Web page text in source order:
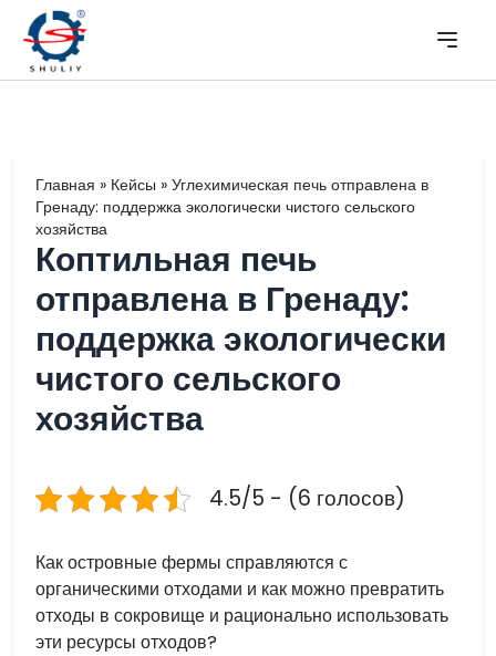
Главная » Кейсы » Углехимическая печь отправлена в
Гренаду: поддержка экологически чистого сельского
хозяйства
Коптильная печь
отправлена в Гренаду:
поддержка экологически
чистого сельского
хозяйства
4.5/5 - (6 голосов)
Как островные фермы справляются с
органическими отходами и как можно превратить
отходы в сокровище и рационально использовать
эти ресурсы отходов?